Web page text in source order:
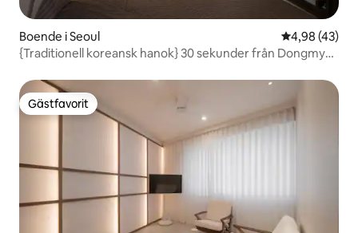
Boende i Seoul 4,98 av 5 i
4,98 (43)
{Traditionell koreansk hanok} 30 sekunder från Dongmyo-
DDP / Cheonggyecheon / Jongno / Utmärkt hanok / Max
5 personer /
Gästfavorit
Gästfavorit